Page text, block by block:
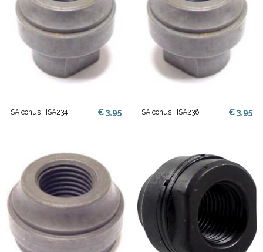
SA conus HSA234 € 3,95 SA conus HSA236 € 3,95